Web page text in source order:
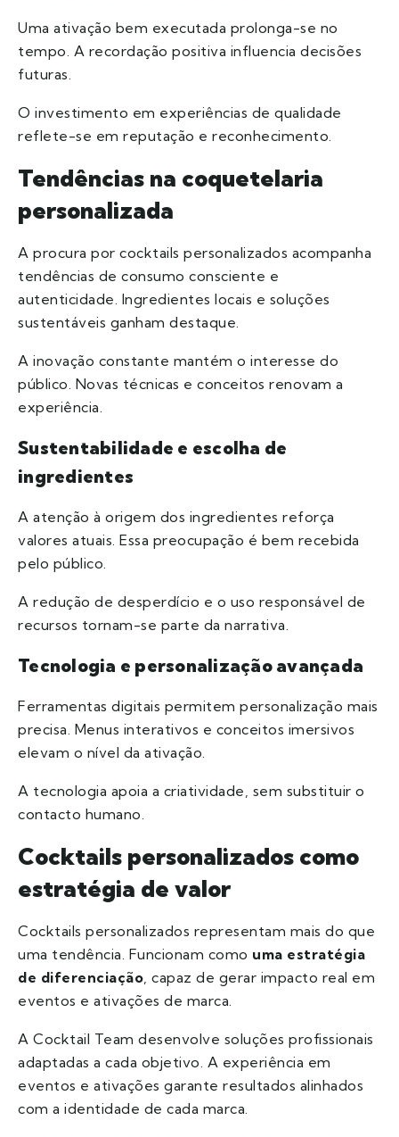
Uma ativação bem executada prolonga-se no
tempo. A recordação positiva influencia decisões
futuras.
O investimento em experiências de qualidade
reflete-se em reputação e reconhecimento.
Tendências na coquetelaria
personalizada
A procura por cocktails personalizados acompanha
tendências de consumo consciente e
autenticidade. Ingredientes locais e soluções
sustentáveis ganham destaque.
A inovação constante mantém o interesse do
público. Novas técnicas e conceitos renovam a
experiência.
Sustentabilidade e escolha de
ingredientes
A atenção à origem dos ingredientes reforça
valores atuais. Essa preocupação é bem recebida
pelo público.
A redução de desperdício e o uso responsável de
recursos tornam-se parte da narrativa.
Tecnologia e personalização avançada
Ferramentas digitais permitem personalização mais
precisa. Menus interativos e conceitos imersivos
elevam o nível da ativação.
A tecnologia apoia a criatividade, sem substituir o
contacto humano.
Cocktails personalizados como
estratégia de valor
Cocktails personalizados representam mais do que
uma tendência. Funcionam como uma estratégia
de diferenciação, capaz de gerar impacto real em
eventos e ativações de marca.
A Cocktail Team desenvolve soluções profissionais
adaptadas a cada objetivo. A experiência em
eventos e ativações garante resultados alinhados
com a identidade de cada marca.